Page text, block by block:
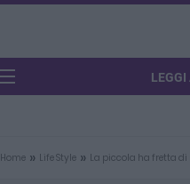
LEGGI
Home » Life Style » La piccola ha fretta di